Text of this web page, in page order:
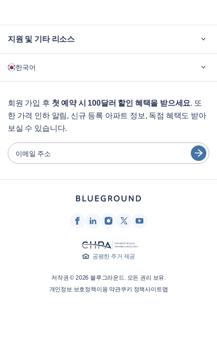
지원 및 기타 리소스
기업용
게스트 서비스
도시 가이드
파트너
가구 렌탈 사업자
한국어
English
Português
Español
회원 가입 후 첫 예약 시 100달러 할인 혜택을 받으세요. 또
한 가격 인하 알림, 신규 등록 아파트 정보, 독점 혜택도 받아
보실 수 있습니다.
이메일 주소
공평한 주거 제공
저작권 © 2026 블루그라운드. 모든 권리 보유.
개인정보 보호정책이용 약관쿠키 정책사이트맵